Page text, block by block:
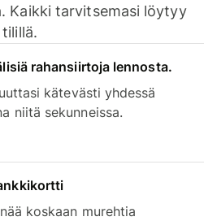
Kaikki tarvitsemasi löytyy
rahansiirtoja lennosta.
kätevästi yhdessä
niitä sekunneissa.
koskaan murehtia